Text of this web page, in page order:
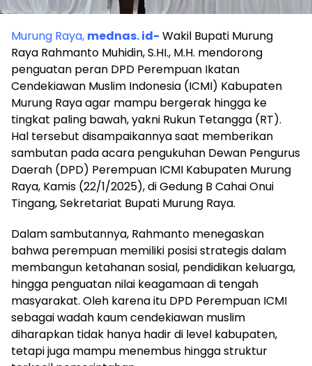
Murung Raya, mednas. id- Wakil Bupati Murung
Raya Rahmanto Muhidin, S.HI., M.H. mendorong
penguatan peran DPD Perempuan Ikatan
Cendekiawan Muslim Indonesia (ICMI) Kabupaten
Murung Raya agar mampu bergerak hingga ke
tingkat paling bawah, yakni Rukun Tetangga (RT).
Hal tersebut disampaikannya saat memberikan
sambutan pada acara pengukuhan Dewan Pengurus
Daerah (DPD) Perempuan ICMI Kabupaten Murung
Raya, Kamis (22/1/2025), di Gedung B Cahai Onui
Tingang, Sekretariat Bupati Murung Raya.
Dalam sambutannya, Rahmanto menegaskan
bahwa perempuan memiliki posisi strategis dalam
membangun ketahanan sosial, pendidikan keluarga,
hingga penguatan nilai keagamaan di tengah
masyarakat. Oleh karena itu DPD Perempuan ICMI
sebagai wadah kaum cendekiawan muslim
diharapkan tidak hanya hadir di level kabupaten,
tetapi juga mampu menembus hingga struktur